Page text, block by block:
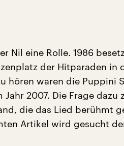
Nil eine Rolle. 1986
der Hitparaden in
hören waren die Puppini
2007. Die Frage dazu
die das Lied berühmt
Artikel wird gesucht